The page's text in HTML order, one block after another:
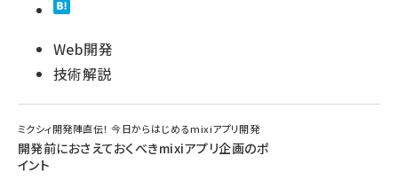
Web開発
技術解説
ミクシィ開発陣直伝！ 今日からはじめるmixiアプリ開発
開発前におさえておくべきmixiアプリ企画のポ
イント